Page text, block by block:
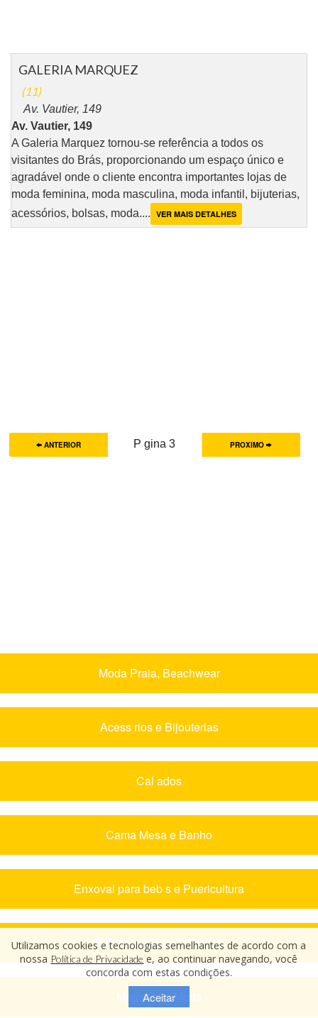
GALERIA MARQUEZ
(11)
Av. Vautier, 149
Av. Vautier, 149
A Galeria Marquez tornou-se referência a todos os
visitantes do Brás, proporcionando um espaço único e
agradável onde o cliente encontra importantes lojas de
moda feminina, moda masculina, moda infantil, bijuterias,
acessórios, bolsas, moda.... VER MAIS DETALHES
ANTERIOR P gina 3 PROXIMO
Moda Praia, Beachwear
Acess rios e Bijouterias
Cal ados
Cama Mesa e Banho
Enxoval para beb s e Puericultura
Bolsas, malas e mochilas
Mega Polo Moda
Utilizamos cookies e tecnologias semelhantes de acordo com a
nossa Política de Privacidade e, ao continuar navegando, você
concorda com estas condições.
Aceitar